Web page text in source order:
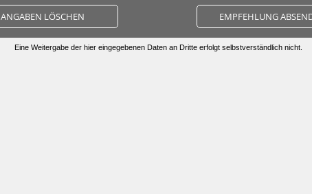
ANGABEN LÖSCHEN EMPFEHLUNG
Eine Weitergabe der hier eingegebenen Daten an Dritte erfolgt selbstverständlich nicht.